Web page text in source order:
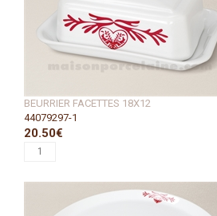
BEURRIER FACETTES 18X12
44079297-1
20.50€